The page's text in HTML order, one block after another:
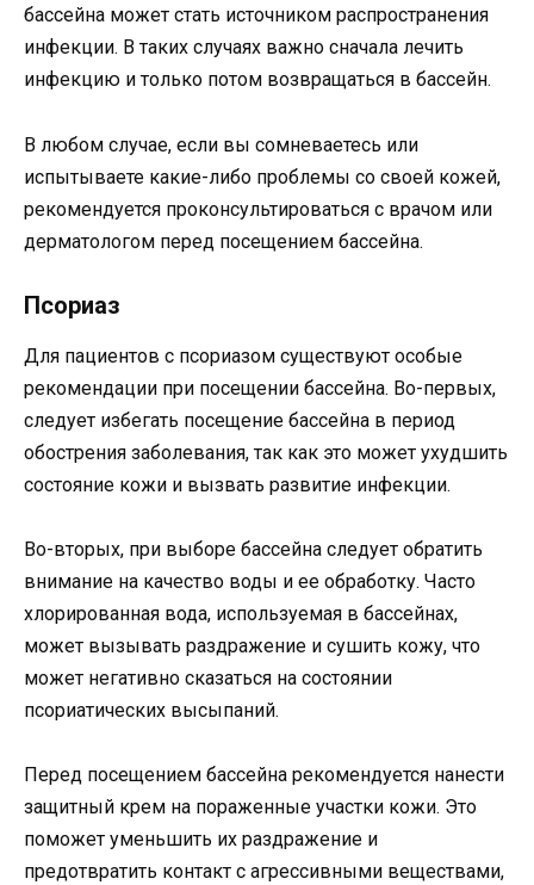
бассейна может стать источником распространения
инфекции. В таких случаях важно сначала лечить
инфекцию и только потом возвращаться в бассейн.
В любом случае, если вы сомневаетесь или
испытываете какие-либо проблемы со своей кожей,
рекомендуется проконсультироваться с врачом или
дерматологом перед посещением бассейна.
Псориаз
Для пациентов с псориазом существуют особые
рекомендации при посещении бассейна. Во-первых,
следует избегать посещение бассейна в период
обострения заболевания, так как это может ухудшить
состояние кожи и вызвать развитие инфекции.
Во-вторых, при выборе бассейна следует обратить
внимание на качество воды и ее обработку. Часто
хлорированная вода, используемая в бассейнах,
может вызывать раздражение и сушить кожу, что
может негативно сказаться на состоянии
псориатических высыпаний.
Перед посещением бассейна рекомендуется нанести
защитный крем на пораженные участки кожи. Это
поможет уменьшить их раздражение и
предотвратить контакт с агрессивными веществами,